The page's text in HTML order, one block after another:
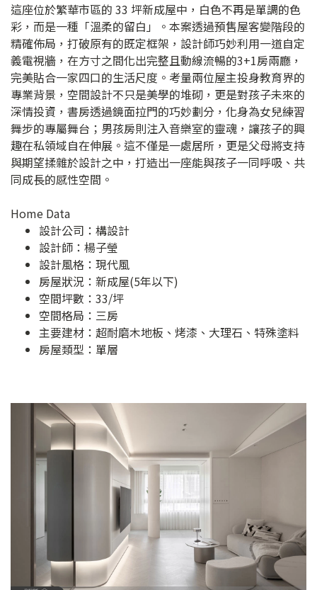
這座位於繁華市區的 33 坪新成屋中，白色不再是單調的色
彩，而是一種「溫柔的留白」。本案透過預售屋客變階段的
精確佈局，打破原有的既定框架，設計師巧妙利用一道自定
義電視牆，在方寸之間化出完整且動線流暢的3+1房兩廳，
完美貼合一家四口的生活尺度。考量兩位屋主投身教育界的
專業背景，空間設計不只是美學的堆砌，更是對孩子未來的
深情投資，書房透過鏡面拉門的巧妙劃分，化身為女兒練習
舞步的專屬舞台；男孩房則注入音樂室的靈魂，讓孩子的興
趣在私領域自在伸展。這不僅是一處居所，更是父母將支持
與期望揉雜於設計之中，打造出一座能與孩子一同呼吸、共
同成長的感性空間。
Home Data
設計公司： 構設計
設計師：楊子瑩
設計風格：現代風
房屋狀況：新成屋(5年以下)
空間坪數：33/坪
空間格局：三房
主要建材：超耐磨木地板、烤漆、大理石、特殊塗料
房屋類型：單層